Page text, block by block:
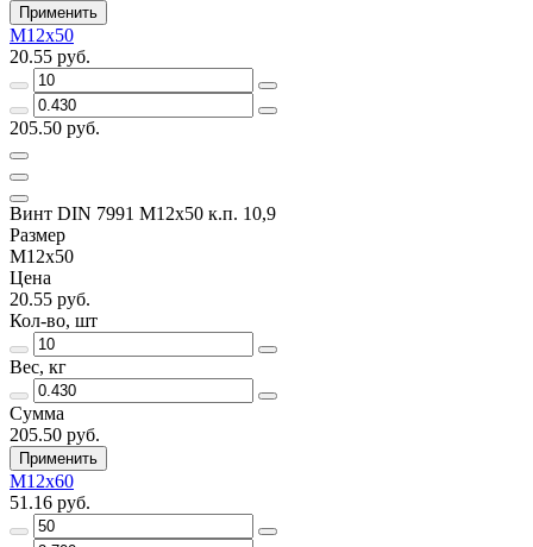
Применить
M12х50
20.55 руб.
205.50 руб.
Винт DIN 7991 M12х50 к.п. 10,9
Размер
M12х50
Цена
20.55 руб.
Кол-во, шт
Вес, кг
Сумма
205.50 руб.
Применить
M12х60
51.16 руб.